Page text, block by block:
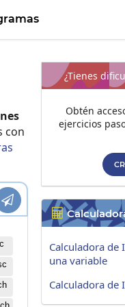
con

¿Tienes
Obtén
ejercicios

Calculadora de
una variable
Calculadora de